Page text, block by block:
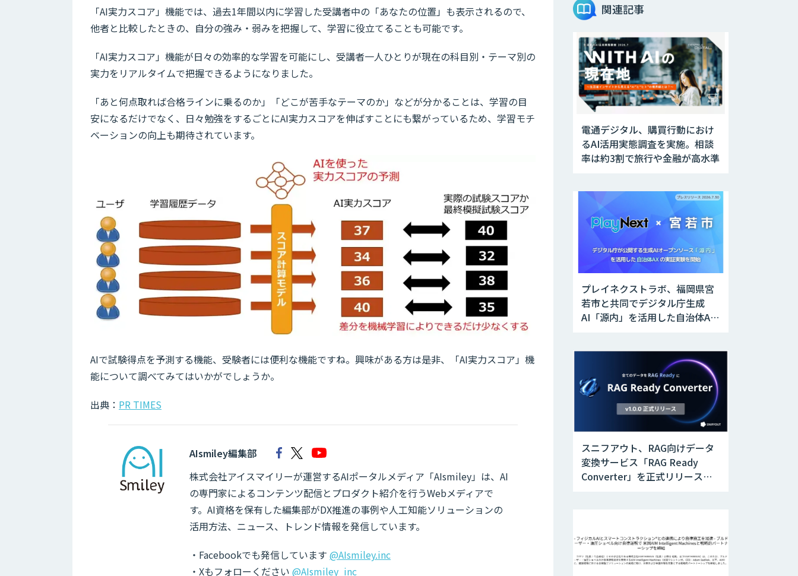
「AI実力スコア」機能では、過去1年間以内に学習した受講者中の「あなたの位置」も表示されるので、
他者と比較したときの、自分の強み・弱みを把握して、学習に役立てることも可能です。
「AI実力スコア」機能が日々の効率的な学習を可能にし、受講者一人ひとりが現在の科目別・テーマ別の
実力をリアルタイムで把握できるようになりました。
「あと何点取れば合格ラインに乗るのか」「どこが苦手なテーマのか」などが分かることは、学習の目
安になるだけでなく、日々勉強をするごとにAI実力スコアを伸ばすことにも繋がっているため、学習モチ
ベーションの向上も期待されています。
AIで試験得点を予測する機能、受験者には便利な機能ですね。興味がある方は是非、「AI実力スコア」機
能について調べてみてはいかがでしょうか。
出典： PR TIMES
AIsmiley編集部
株式会社アイスマイリーが運営するAIポータルメディア「AIsmiley」は、AI
の専門家によるコンテンツ配信とプロダクト紹介を行うWebメディアで
す。AI資格を保有した編集部がDX推進の事例や人工知能ソリューションの
活用方法、ニュース、トレンド情報を発信しています。
・Facebookでも発信しています @AIsmiley.inc
・Xもフォローください @AIsmiley_inc
関連記事
電通デジタル、購買行動におけ
るAI活用実態調査を実施。相談
率は約3割で旅行や金融が高水準
プレイネクストラボ、福岡県宮
若市と共同でデジタル庁生成
AI「源内」を活用した自治体AX
スニフアウト、RAG向けデータ
変換サービス「RAG Ready
Converter」を正式リリース。